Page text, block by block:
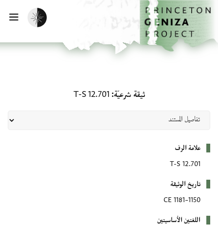
إلى المحتوى الرئيسي
الرئيسية
تفعيل الوضع المظلم
ثيقة شرعيّة T-S 12.701
علامة الرف
T-S 12.701
تاريخ الوثيقة
1150–1181 CE
اللغتين الأساسيتين